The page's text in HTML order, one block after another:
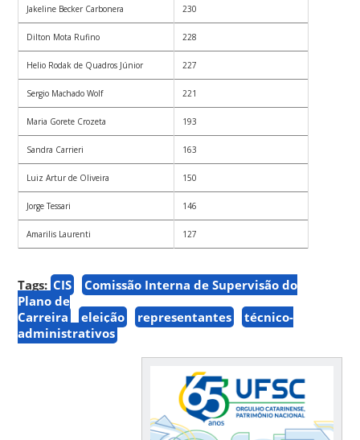
Jakeline Becker Carbonera 230
Dilton Mota Rufino 228
Helio Rodak de Quadros Júnior 227
Sergio Machado Wolf 221
Maria Gorete Crozeta 193
Sandra Carrieri 163
Luiz Artur de Oliveira 150
Jorge Tessari 146
Amarilis Laurenti 127
Tags: CIS
Comissão Interna de Supervisão do
Plano de
Carreira
eleição representantes
técnico-
administrativos